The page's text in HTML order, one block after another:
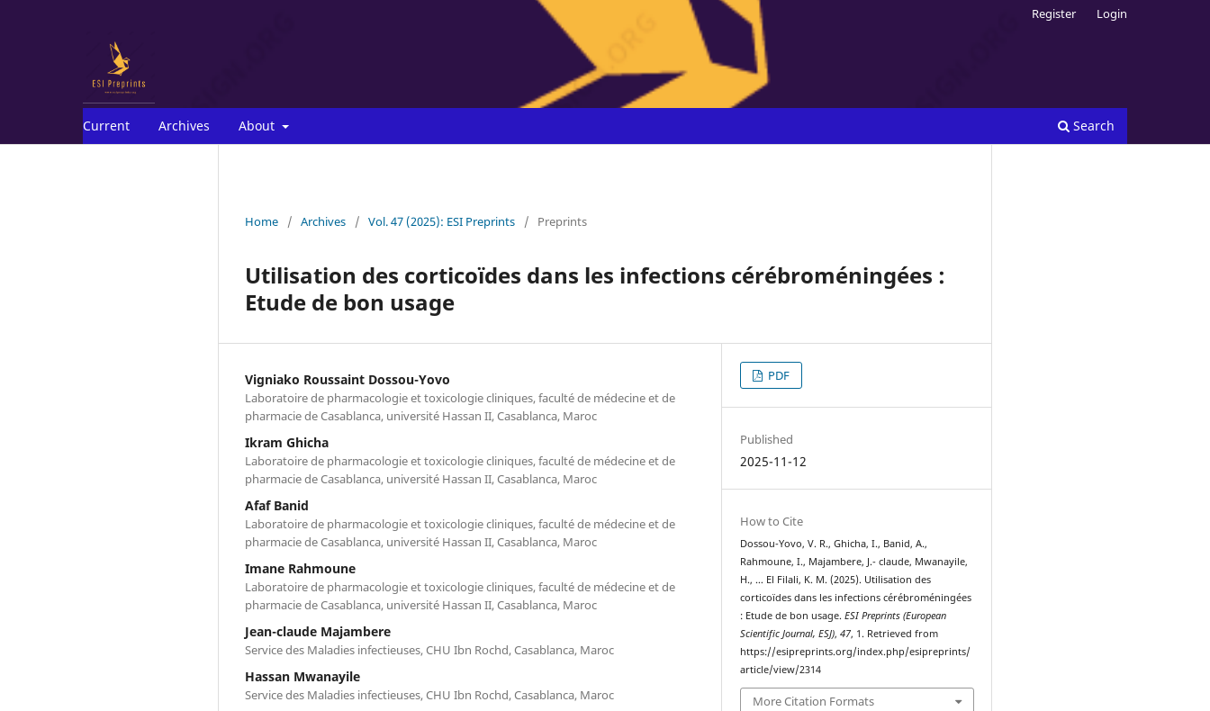
Current Archives About Search
Register Login
Home / Archives / Vol. 47 (2025): ESI Preprints / Preprints
Utilisation des corticoïdes dans les infections cérébroméningées :
Etude de bon usage
Vigniako Roussaint Dossou-Yovo
Laboratoire de pharmacologie et toxicologie cliniques, faculté de médecine et de
pharmacie de Casablanca, université Hassan II, Casablanca, Maroc
Ikram Ghicha
Laboratoire de pharmacologie et toxicologie cliniques, faculté de médecine et de
pharmacie de Casablanca, université Hassan II, Casablanca, Maroc
Afaf Banid
Laboratoire de pharmacologie et toxicologie cliniques, faculté de médecine et de
pharmacie de Casablanca, université Hassan II, Casablanca, Maroc
Imane Rahmoune
Laboratoire de pharmacologie et toxicologie cliniques, faculté de médecine et de
pharmacie de Casablanca, université Hassan II, Casablanca, Maroc
Jean-claude Majambere
Service des Maladies infectieuses, CHU Ibn Rochd, Casablanca, Maroc
Hassan Mwanayile
Service des Maladies infectieuses, CHU Ibn Rochd, Casablanca, Maroc
PDF
Published
2025-11-12
How to Cite
Dossou-Yovo, V. R., Ghicha, I., Banid, A.,
Rahmoune, I., Majambere, J.- claude, Mwanayile,
H., … El Filali, K. M. (2025). Utilisation des
corticoïdes dans les infections cérébroméningées
: Etude de bon usage.ESI Preprints (European
Scientific Journal, ESJ),47, 1. Retrieved from
https://esipreprints.org/index.php/esipreprints/
article/view/2314
More Citation Formats